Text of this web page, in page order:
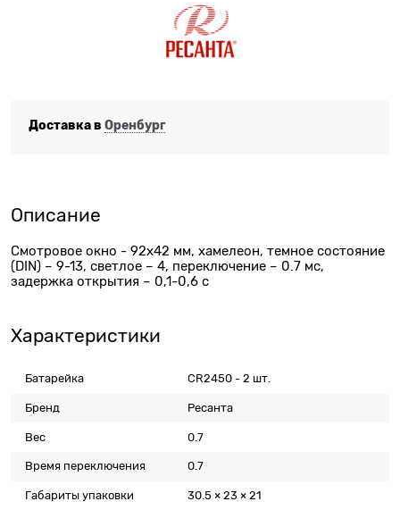
Доставка в Оренбург
Описание
Смотровое окно - 92х42 мм, хамелеон, темное состояние
(DIN) – 9-13, светлое – 4, переключение – 0.7 мс,
задержка открытия – 0,1-0,6 с
Характеристики
Батарейка CR2450 - 2 шт.
Бренд Ресанта
Вес 0.7
Время переключения 0.7
Габариты упаковки 30.5 × 23 × 21